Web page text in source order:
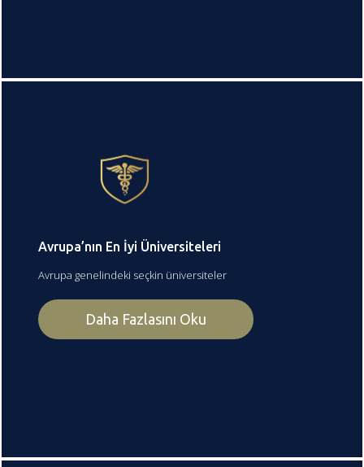
Avrupa’nın En İyi Üniversiteleri
Avrupa genelindeki seçkin üniversiteler
Daha Fazlasını Oku